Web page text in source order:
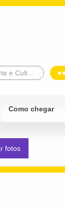
Como chegar
fotos